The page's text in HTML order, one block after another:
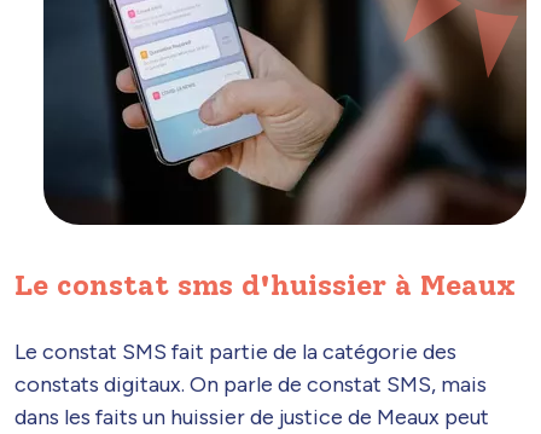
Le constat sms d'huissier à Meaux
Le constat SMS fait partie de la catégorie des
constats digitaux. On parle de constat SMS, mais
dans les faits un huissier de justice de Meaux peut